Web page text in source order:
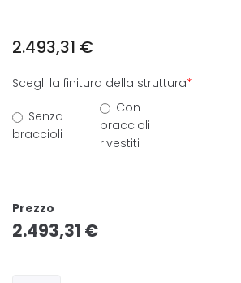
2.493,31 €
Scegli la finitura della struttura*
Senza
braccioli
Con
braccioli
rivestiti
Prezzo
2.493,31 €